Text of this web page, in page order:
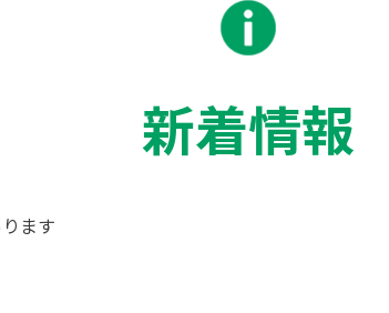
新着情報
ます